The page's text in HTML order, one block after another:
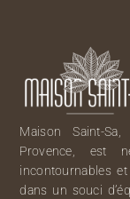
Maison Saint-
Provence, est
incontournables
dans un souci